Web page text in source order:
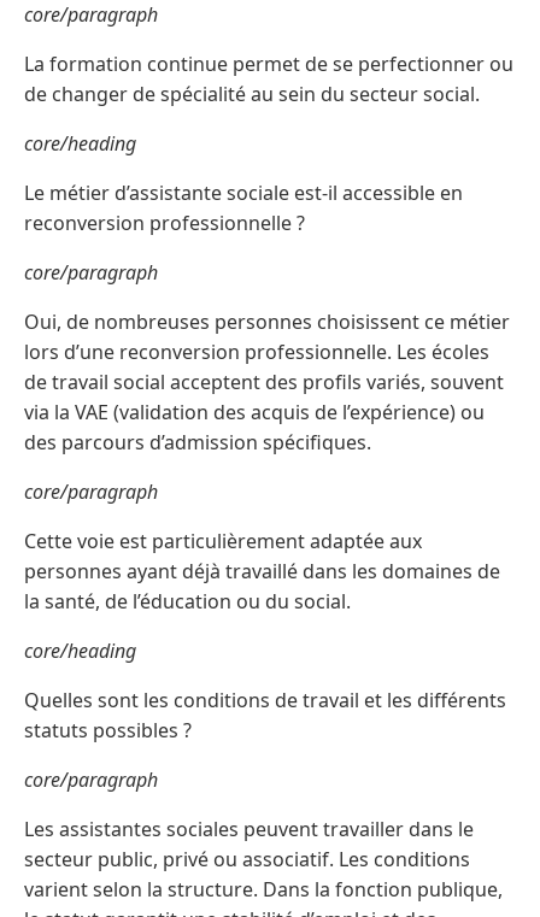
core/paragraph
La formation continue permet de se perfectionner ou
de changer de spécialité au sein du secteur social.
core/heading
Le métier d’assistante sociale est-il accessible en
reconversion professionnelle ?
core/paragraph
Oui, de nombreuses personnes choisissent ce métier
lors d’une reconversion professionnelle. Les écoles
de travail social acceptent des profils variés, souvent
via la VAE (validation des acquis de l’expérience) ou
des parcours d’admission spécifiques.
core/paragraph
Cette voie est particulièrement adaptée aux
personnes ayant déjà travaillé dans les domaines de
la santé, de l’éducation ou du social.
core/heading
Quelles sont les conditions de travail et les différents
statuts possibles ?
core/paragraph
Les assistantes sociales peuvent travailler dans le
secteur public, privé ou associatif. Les conditions
varient selon la structure. Dans la fonction publique,